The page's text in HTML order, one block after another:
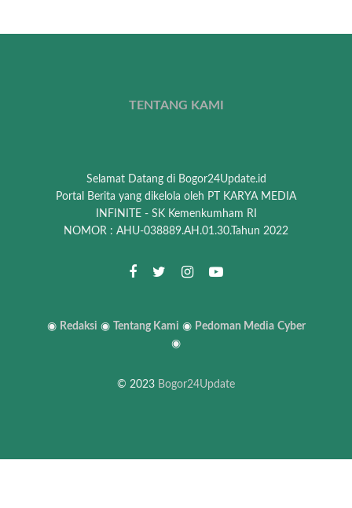
TENTANG KAMI
Selamat Datang di Bogor24Update.id
Portal Berita yang dikelola oleh PT KARYA MEDIA
INFINITE - SK Kemenkumham RI
NOMOR : AHU-038889.AH.01.30.Tahun 2022
◉ Redaksi ◉ Tentang Kami ◉ Pedoman Media Cyber
◉
© 2023 Bogor24Update